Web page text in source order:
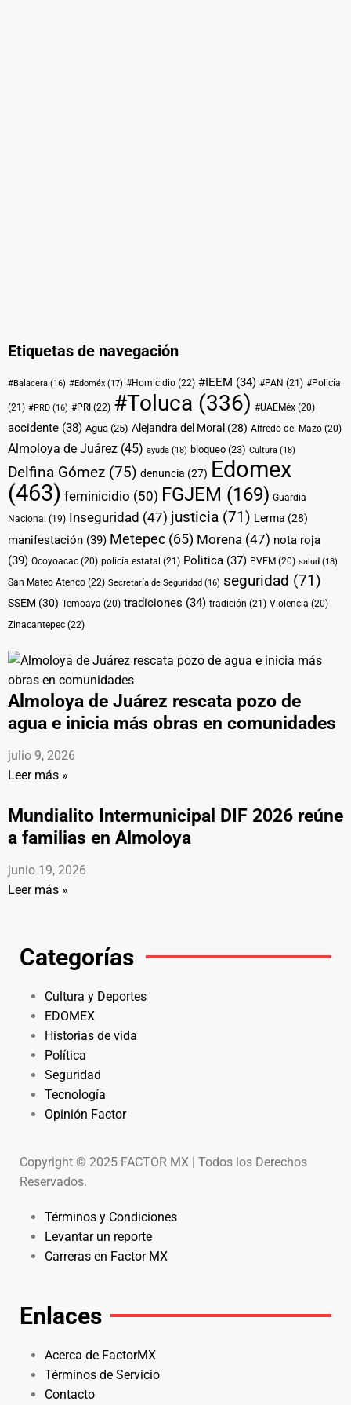
Etiquetas de navegación
#Balacera (16) #Edoméx (17) #Homicidio (22) #IEEM (34) #PAN (21) #Policía
(21) #PRD (16) #PRI (22) #Toluca (336) #UAEMéx (20)
accidente (38) Agua (25) Alejandra del Moral (28) Alfredo del Mazo (20)
Almoloya de Juárez (45) ayuda (18) bloqueo (23) Cultura (18)
Delfina Gómez (75) denuncia (27) Edomex
(463) feminicidio (50) FGJEM (169) Guardia
Nacional (19) Inseguridad (47) justicia (71) Lerma (28)
manifestación (39) Metepec (65) Morena (47) nota roja
(39) Ocoyoacac (20) policía estatal (21) Politica (37) PVEM (20) salud (18)
San Mateo Atenco (22) Secretaría de Seguridad (16) seguridad (71)
SSEM (30) Temoaya (20) tradiciones (34) tradición (21) Violencia (20)
Zinacantepec (22)
Almoloya de Juárez rescata pozo de
agua e inicia más obras en comunidades
julio 9, 2026
Leer más »
Mundialito Intermunicipal DIF 2026 reúne
a familias en Almoloya
junio 19, 2026
Leer más »
Categorías
Cultura y Deportes
EDOMEX
Historias de vida
Política
Seguridad
Tecnología
Opinión Factor
Copyright © 2025 FACTOR MX | Todos los Derechos
Reservados.
Términos y Condiciones
Levantar un reporte
Carreras en Factor MX
Enlaces
Acerca de FactorMX
Términos de Servicio
Contacto